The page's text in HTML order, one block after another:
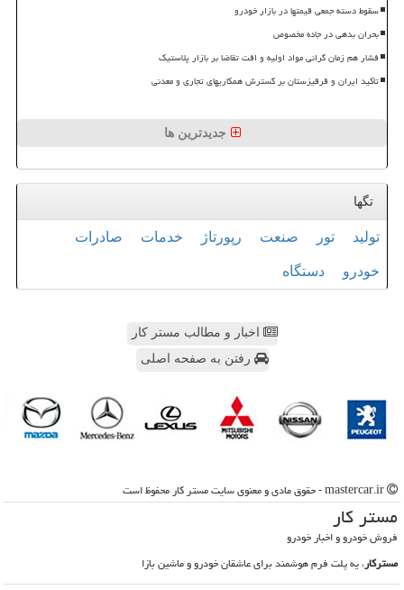
سقوط دسته جمعی قیمتها در بازار خودرو
بحران بدهی در جاده مخصوص
فشار هم زمان گرانی مواد اولیه و افت تقاضا بر بازار پلاستیک
تأکید ایران و قرقیزستان بر گسترش همکاریهای تجاری و معدنی
جدیدترین ها
تگها
تولید تور صنعت رپورتاژ خدمات صادرات
خودرو دستگاه
اخبار و مطالب مستر کار
رفتن به صفحه اصلی
مستر كار
فروش خودرو و اخبار خودرو
مسترکار، یه پلت فرم هوشمند برای عاشقان خودرو و ماشین بازا